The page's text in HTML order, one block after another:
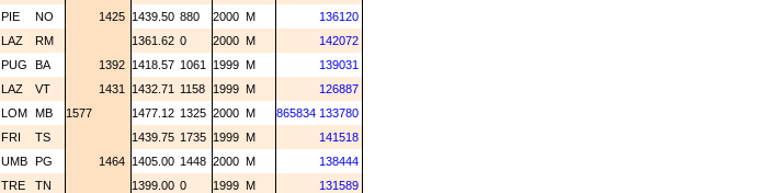
PIE NO 1425 1439.50 880 2000 M
136120
LAZ RM 1361.62 0 2000 M
142072
PUG BA 1392 1418.57 1061 1999 M
139031
LAZ VT 1431 1432.71 1158 1999 M
126887
LOM MB 1577 1477.12 1325 2000 M 865834 133780
FRI TS 1439.75 1735 1999 M
141518
UMB PG 1464 1405.00 1448 2000 M
138444
TRE TN 1399.00 0 1999 M
131589